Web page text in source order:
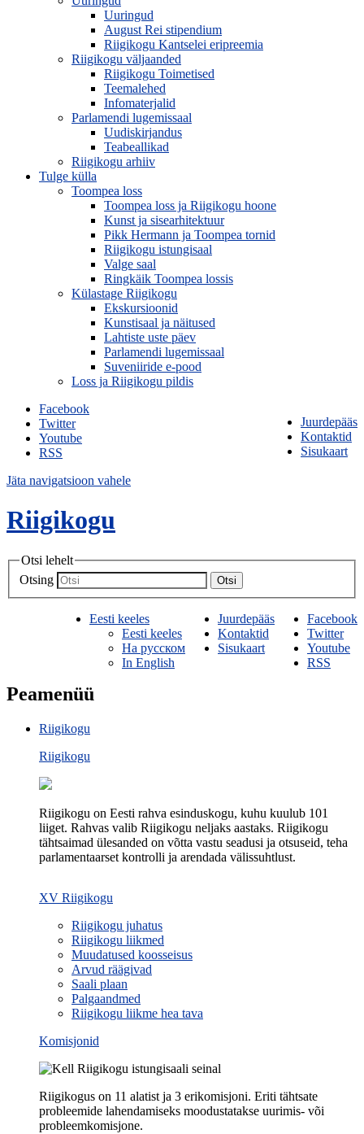
Uuringud
August Rei stipendium
Riigikogu Kantselei eripreemia
Riigikogu väljaanded
Riigikogu Toimetised
Teemalehed
Infomaterjalid
Parlamendi lugemissaal
Uudiskirjandus
Teabeallikad
Riigikogu arhiiv
Tulge külla
Toompea loss
Toompea loss ja Riigikogu hoone
Kunst ja sisearhitektuur
Pikk Hermann ja Toompea tornid
Riigikogu istungisaal
Valge saal
Ringkäik Toompea lossis
Külastage Riigikogu
Ekskursioonid
Kunstisaal ja näitused
Lahtiste uste päev
Parlamendi lugemissaal
Suveniiride e-pood
Loss ja Riigikogu pildis
Juurdepääs
Kontaktid
Sisukaart
Facebook
Twitter
Youtube
RSS
Jäta navigatsioon vahele
Riigikogu
Otsi lehelt
Otsing
Otsi
Facebook
Twitter
Youtube
RSS
Juurdepääs
Kontaktid
Sisukaart
Eesti keeles
Eesti keeles
На русском
In English
Peamenüü
Riigikogu
Riigikogu
Riigikogu on Eesti rahva esinduskogu, kuhu kuulub 101
liiget. Rahvas valib Riigikogu neljaks aastaks. Riigikogu
tähtsaimad ülesanded on võtta vastu seadusi ja otsuseid, teha
parlamentaarset kontrolli ja arendada välissuhtlust.
XV Riigikogu
Riigikogu juhatus
Riigikogu liikmed
Muudatused koosseisus
Arvud räägivad
Saali plaan
Palgaandmed
Riigikogu liikme hea tava
Komisjonid
Riigikogus on 11 alatist ja 3 erikomisjoni. Eriti tähtsate
probleemide lahendamiseks moodustatakse uurimis- või
probleemkomisjone.